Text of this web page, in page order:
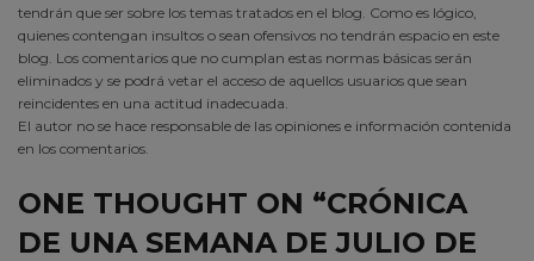
tendrán que ser sobre los temas tratados en el blog. Como es lógico,
quienes contengan insultos o sean ofensivos no tendrán espacio en este
blog. Los comentarios que no cumplan estas normas básicas serán
eliminados y se podrá vetar el acceso de aquellos usuarios que sean
reincidentes en una actitud inadecuada.
El autor no se hace responsable de las opiniones e información contenida
en los comentarios.
ONE THOUGHT ON “CRÓNICA
DE UNA SEMANA DE JULIO DE